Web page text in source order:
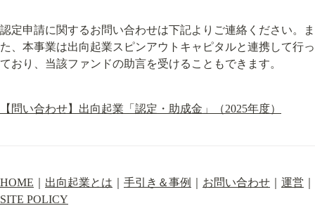
認定申請に関するお問い合わせは下記よりご連絡ください。ま
た、本事業は出向起業スピンアウトキャピタルと連携して行っ
ており、当該ファンドの助言を受けることもできます。
【問い合わせ】出向起業「認定・助成金」（2025年度）
HOME 出向起業とは 手引き＆事例 お問い合わせ 運営
SITE POLICY